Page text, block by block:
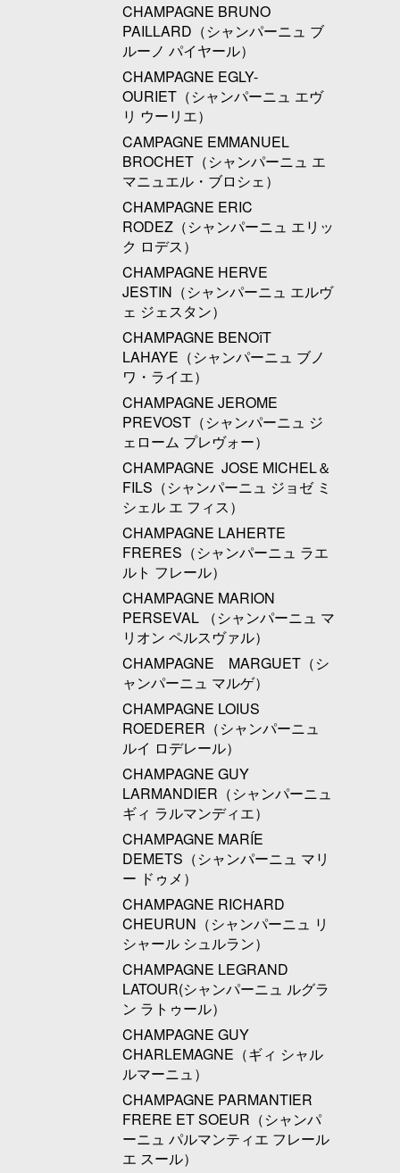
CHAMPAGNE BRUNO
PAILLARD（シャンパーニュ ブ
ルーノ パイヤール）
CHAMPAGNE EGLY-
OURIET（シャンパーニュ エヴ
リ ウーリエ）
CAMPAGNE EMMANUEL
BROCHET（シャンパーニュ エ
マニュエル・ブロシェ）
CHAMPAGNE ERIC
RODEZ（シャンパーニュ エリッ
ク ロデス）
CHAMPAGNE HERVE
JESTIN（シャンパーニュ エルヴ
ェ ジェスタン）
CHAMPAGNE BENOîT
LAHAYE（シャンパーニュ ブノ
ワ・ライエ）
CHAMPAGNE JEROME
PREVOST（シャンパーニュ ジ
ェローム プレヴォー）
CHAMPAGNE JOSE MICHEL＆
FILS（シャンパーニュ ジョゼ ミ
シェル エ フィス）
CHAMPAGNE LAHERTE
FRERES（シャンパーニュ ラエ
ルト フレール）
CHAMPAGNE MARION
PERSEVAL （シャンパーニュ マ
リオン ペルスヴァル）
CHAMPAGNE MARGUET（シ
ャンパーニュ マルゲ）
CHAMPAGNE LOIUS
ROEDERER（シャンパーニュ
ルイ ロデレール）
CHAMPAGNE GUY
LARMANDIER（シャンパーニュ
ギィ ラルマンディエ）
CHAMPAGNE MARÍE
DEMETS（シャンパーニュ マリ
ー ドゥメ）
CHAMPAGNE RICHARD
CHEURUN（シャンパーニュ リ
シャール シュルラン）
CHAMPAGNE LEGRAND
LATOUR(シャンパーニュ ルグラ
ン ラトゥール）
CHAMPAGNE GUY
CHARLEMAGNE（ギィ シャル
ルマーニュ）
CHAMPAGNE PARMANTIER
FRERE ET SOEUR（シャンパ
ーニュ パルマンティエ フレール
エ スール）